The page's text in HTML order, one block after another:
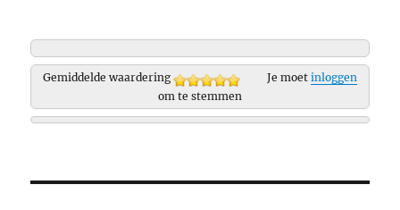
Gemiddelde waardering Je moet inloggen
om te stemmen